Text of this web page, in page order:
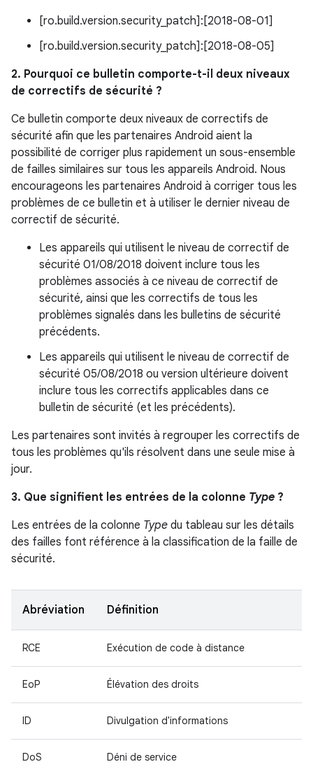
[ro.build.version.security_patch]:[2018-08-01]
[ro.build.version.security_patch]:[2018-08-05]
2. Pourquoi ce bulletin comporte-t-il deux niveaux
de correctifs de sécurité ?
Ce bulletin comporte deux niveaux de correctifs de
sécurité afin que les partenaires Android aient la
possibilité de corriger plus rapidement un sous-ensemble
de failles similaires sur tous les appareils Android. Nous
encourageons les partenaires Android à corriger tous les
problèmes de ce bulletin et à utiliser le dernier niveau de
correctif de sécurité.
Les appareils qui utilisent le niveau de correctif de
sécurité 01/08/2018 doivent inclure tous les
problèmes associés à ce niveau de correctif de
sécurité, ainsi que les correctifs de tous les
problèmes signalés dans les bulletins de sécurité
précédents.
Les appareils qui utilisent le niveau de correctif de
sécurité 05/08/2018 ou version ultérieure doivent
inclure tous les correctifs applicables dans ce
bulletin de sécurité (et les précédents).
Les partenaires sont invités à regrouper les correctifs de
tous les problèmes qu'ils résolvent dans une seule mise à
jour.
3. Que signifient les entrées de la colonne Type ?
Les entrées de la colonne Type du tableau sur les détails
des failles font référence à la classification de la faille de
sécurité.
Abréviation Définition
RCE Exécution de code à distance
EoP Élévation des droits
ID Divulgation d'informations
DoS Déni de service